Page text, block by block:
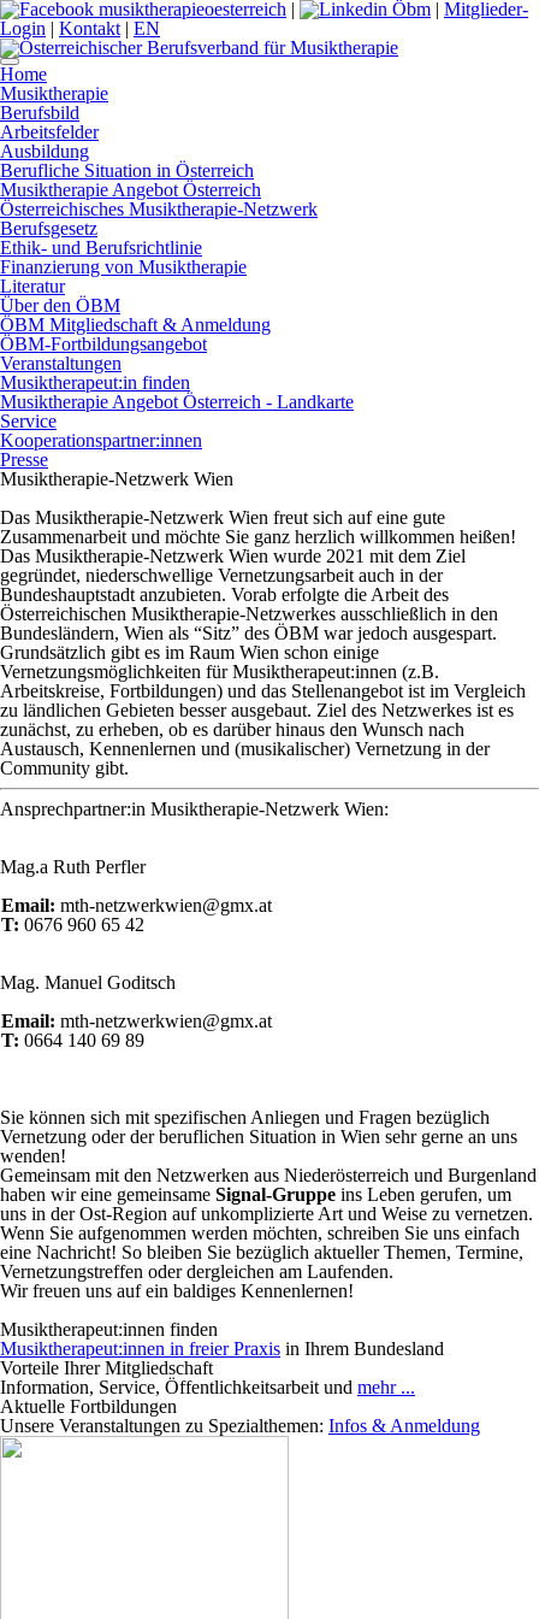
| | Mitglieder-
Login | Kontakt | EN
Home
Musiktherapie
Berufsbild
Arbeitsfelder
Ausbildung
Berufliche Situation in Österreich
Musiktherapie Angebot Österreich
Österreichisches Musiktherapie-Netzwerk
Berufsgesetz
Ethik- und Berufsrichtlinie
Finanzierung von Musiktherapie
Literatur
Über den ÖBM
ÖBM Mitgliedschaft & Anmeldung
ÖBM-Fortbildungsangebot
Veranstaltungen
Musiktherapeut:in finden
Musiktherapie Angebot Österreich - Landkarte
Service
Kooperationspartner:innen
Presse
Musiktherapie-Netzwerk Wien
Das Musiktherapie-Netzwerk Wien freut sich auf eine gute
Zusammenarbeit und möchte Sie ganz herzlich willkommen heißen!
Das Musiktherapie-Netzwerk Wien wurde 2021 mit dem Ziel
gegründet, niederschwellige Vernetzungsarbeit auch in der
Bundeshauptstadt anzubieten. Vorab erfolgte die Arbeit des
Österreichischen Musiktherapie-Netzwerkes ausschließlich in den
Bundesländern, Wien als “Sitz” des ÖBM war jedoch ausgespart.
Grundsätzlich gibt es im Raum Wien schon einige
Vernetzungsmöglichkeiten für Musiktherapeut:innen (z.B.
Arbeitskreise, Fortbildungen) und das Stellenangebot ist im Vergleich
zu ländlichen Gebieten besser ausgebaut. Ziel des Netzwerkes ist es
zunächst, zu erheben, ob es darüber hinaus den Wunsch nach
Austausch, Kennenlernen und (musikalischer) Vernetzung in der
Community gibt.
Ansprechpartner:in Musiktherapie-Netzwerk Wien:
Mag.a Ruth Perfler
Email: mth-netzwerkwien@gmx.at
T: 0676 960 65 42
Mag. Manuel Goditsch
Email: mth-netzwerkwien@gmx.at
T: 0664 140 69 89
Sie können sich mit spezifischen Anliegen und Fragen bezüglich
Vernetzung oder der beruflichen Situation in Wien sehr gerne an uns
wenden!
Gemeinsam mit den Netzwerken aus Niederösterreich und Burgenland
haben wir eine gemeinsame Signal-Gruppe ins Leben gerufen, um
uns in der Ost-Region auf unkomplizierte Art und Weise zu vernetzen.
Wenn Sie aufgenommen werden möchten, schreiben Sie uns einfach
eine Nachricht! So bleiben Sie bezüglich aktueller Themen, Termine,
Vernetzungstreffen oder dergleichen am Laufenden.
Wir freuen uns auf ein baldiges Kennenlernen!
Musiktherapeut:innen finden
Musiktherapeut:innen in freier Praxis in Ihrem Bundesland
Vorteile Ihrer Mitgliedschaft
Information, Service, Öffentlichkeitsarbeit und mehr ...
Aktuelle Fortbildungen
Unsere Veranstaltungen zu Spezialthemen: Infos & Anmeldung